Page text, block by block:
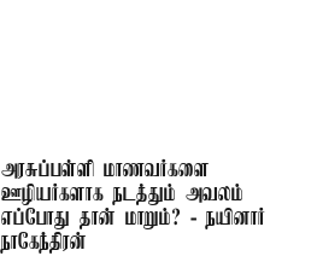
அரசுப்பள்ளி மாணவர்களை
ஊழியர்களாக நடத்தும் அவலம்
எப்போது தான் மாறும்? - நயினார்
நாகேந்திரன்